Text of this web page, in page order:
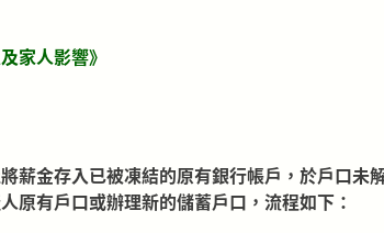
家人影響》
薪金存入已被凍結的原有銀行帳戶，於戶口
原有戶口或辦理新的儲蓄戶口，流程如下：